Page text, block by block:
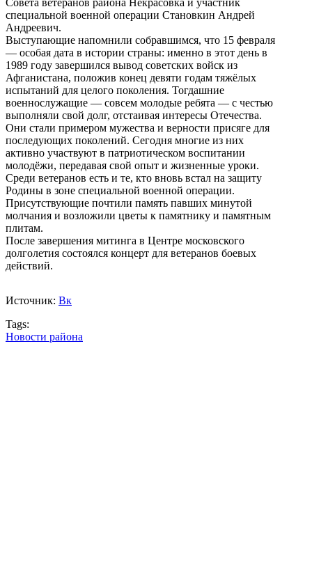
специальной военной операции Становкин Андрей
Андреевич.
Выступающие напомнили собравшимся, что 15 февраля
— особая дата в истории страны: именно в этот день в
1989 году завершился вывод советских войск из
Афганистана, положив конец девяти годам тяжёлых
испытаний для целого поколения. Тогдашние
военнослужащие — совсем молодые ребята — с честью
выполняли свой долг, отстаивая интересы Отечества.
Они стали примером мужества и верности присяге для
последующих поколений. Сегодня многие из них
активно участвуют в патриотическом воспитании
молодёжи, передавая свой опыт и жизненные уроки.
Среди ветеранов есть и те, кто вновь встал на защиту
Родины в зоне специальной военной операции.
Присутствующие почтили память павших минутой
молчания и возложили цветы к памятнику и памятным
плитам.
После завершения митинга в Центре московского
долголетия состоялся концерт для ветеранов боевых
действий.
Источник: Вк
Tags:
Новости района